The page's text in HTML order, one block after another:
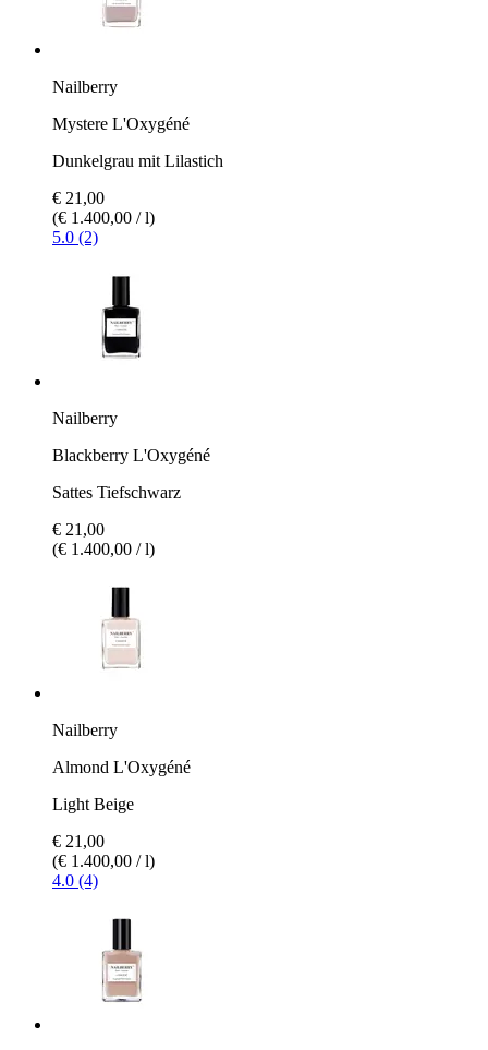
Nailberry
Mystere L'Oxygéné
Dunkelgrau mit Lilastich
€ 21,00
(€ 1.400,00 / l)
5.0 (2)
Nailberry
Blackberry L'Oxygéné
Sattes Tiefschwarz
€ 21,00
(€ 1.400,00 / l)
Nailberry
Almond L'Oxygéné
Light Beige
€ 21,00
(€ 1.400,00 / l)
4.0 (4)